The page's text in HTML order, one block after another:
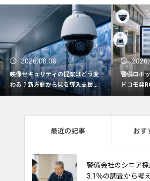
2026.08.05
警備ロボットを統合制御へ｜NTT
ドコモ発ROBOTSの新基盤と現場
活用の5つの観点
なぜ
を検
押さ
最近の記事 おす
警備会社のシニア
3.1％の調査から考
熱中症対策は“一律
場に合わせて選ぶ”